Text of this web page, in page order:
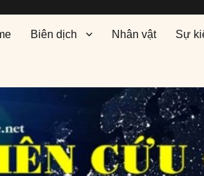
Biên dịch Nhân vật Sự